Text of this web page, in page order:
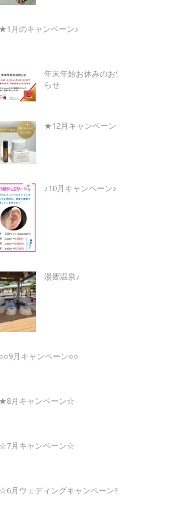
★1月のキャンペーン♪
年末年始お休みのお知
らせ
★12月キャンペーン★
♪10月キャンペーン♪
湯郷温泉♪
○○9月キャンペーン○○
★8月キャンペーン☆
☆7月キャンペーン☆
☆6月ウェディングキャンペーン🌸